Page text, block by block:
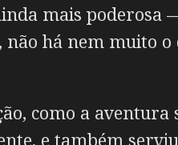
mais poderosa
há nem muito
como a
e também